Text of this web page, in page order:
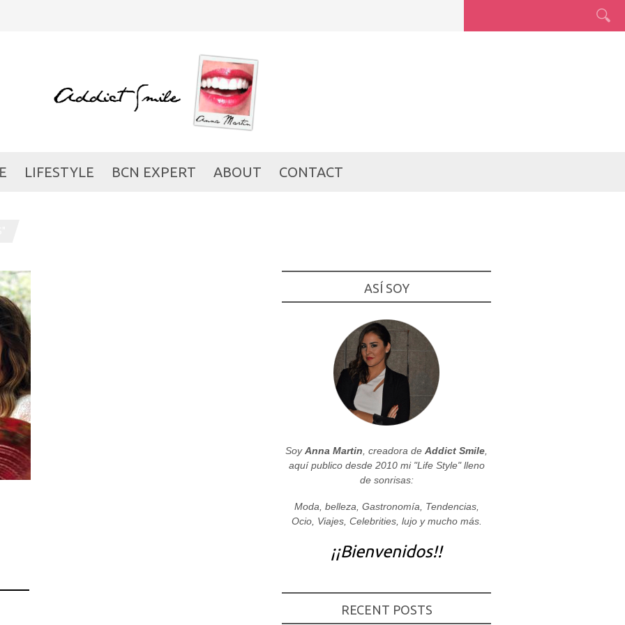
LIFESTYLE BCN EXPERT ABOUT CONTACT
ASÍ SOY
SoyAnna Martin , creadora de Addict Smile
aquí publico desde 2010 mi "Life Style" lleno
de sonrisas:
Moda, belleza, Gastronomía, Tendencias,
Ocio, Viajes, Celebrities, lujo y mucho más.
¡¡Bienvenidos!!
RECENT POSTS